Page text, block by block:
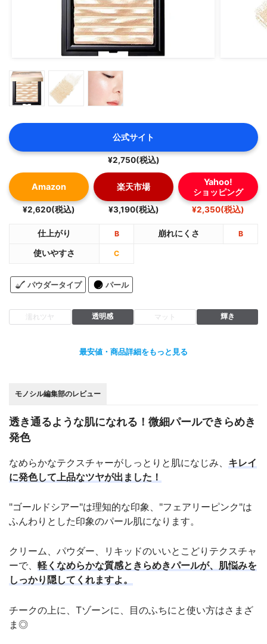
公式サイト
¥2,750(税込)
Amazon
¥2,620(税込)
楽天市場
¥3,190(税込)
Yahoo!
ショッピング
¥2,350(税込)
仕上がり B 崩れにくさ B
使いやすさ C
パウダータイプ パール
濡れツヤ 透明感 マット 輝き
最安値・商品詳細をもっと見る
モノシル編集部のレビュー
透き通るような肌になれる！微細パールできらめき
発色
なめらかなテクスチャーがしっとりと肌になじみ、 キレイ
に発色して上品なツヤが出ました！
"ゴールドシアー"は理知的な印象、"フェアリーピンク"は
ふんわりとした印象のパール肌になります。
クリーム、パウダー、リキッドのいいとこどりテクスチャ
ーで、 軽くなめらかな質感ときらめきパールが、肌悩みを
しっかり隠してくれますよ。
チークの上に、Tゾーンに、目のふちにと使い方はさまざ
ま◎